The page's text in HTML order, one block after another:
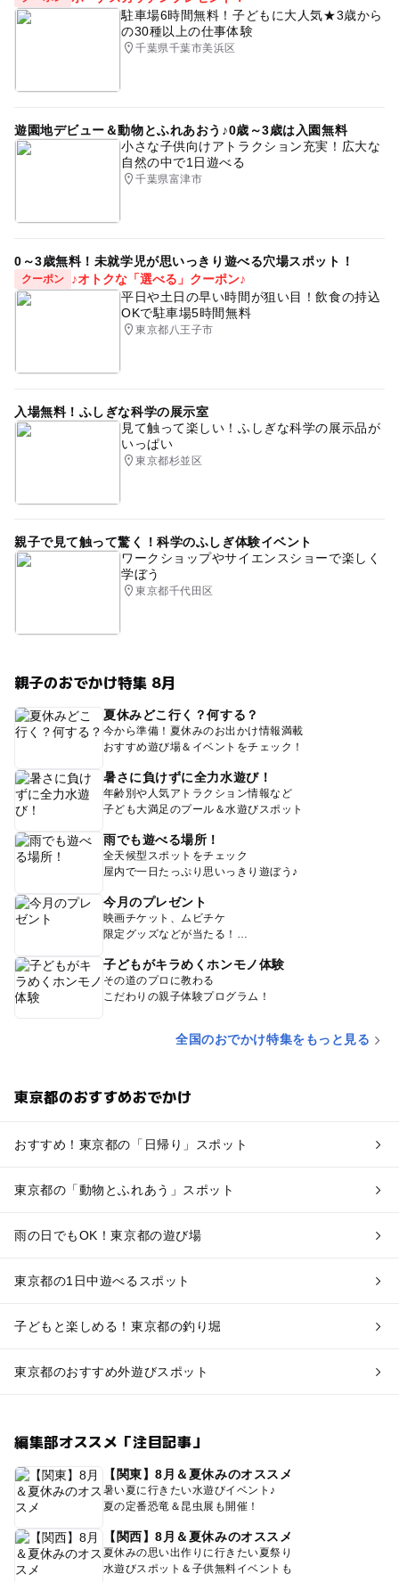
駐車場6時間無料！子どもに大人気★3歳から
の30種以上の仕事体験
千葉県千葉市美浜区
遊園地デビュー＆動物とふれあおう♪0歳～3歳は入園無料
小さな子供向けアトラクション充実！広大な
自然の中で1日遊べる
千葉県富津市
0～3歳無料！未就学児が思いっきり遊べる穴場スポット！
クーポン
♪オトクな「選べる」クーポン♪
平日や土日の早い時間が狙い目！飲食の持込
OKで駐車場5時間無料
東京都八王子市
入場無料！ふしぎな科学の展示室
見て触って楽しい！ふしぎな科学の展示品が
いっぱい
東京都杉並区
親子で見て触って驚く！科学のふしぎ体験イベント
ワークショップやサイエンスショーで楽しく
学ぼう
東京都千代田区
親子のおでかけ特集 8月
夏休みどこ行く？何する？
今から準備！夏休みのお出かけ情報満載
おすすめ遊び場＆イベントをチェック！
暑さに負けずに全力水遊び！
年齢別や人気アトラクション情報など
子ども大満足のプール＆水遊びスポット
雨でも遊べる場所！
全天候型スポットをチェック
屋内で一日たっぷり思いっきり遊ぼう♪
今月のプレゼント
映画チケット、ムビチケ
限定グッズなどが当たる！
子どもがキラめくホンモノ体験
その道のプロに教わる
こだわりの親子体験プログラム！
全国のおでかけ特集をもっと見る
東京都のおすすめおでかけ
おすすめ！東京都の「日帰り」スポット
東京都の「動物とふれあう」スポット
雨の日でもOK！東京都の遊び場
東京都の1日中遊べるスポット
子どもと楽しめる！東京都の釣り堀
東京都のおすすめ外遊びスポット
編集部オススメ「注目記事」
【関東】8月＆夏休みのオススメ
暑い夏に行きたい水遊びイベント♪
夏の定番恐竜＆昆虫展も開催！
【関西】8月＆夏休みのオススメ
夏休みの思い出作りに行きたい夏祭り
水遊びスポット＆子供無料イベントも